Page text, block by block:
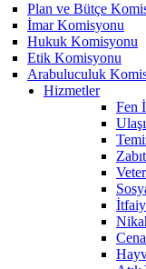
Plan ve Bütçe
İmar Komisyonu
Hukuk Komisyonu
Etik Komisyonu
Arabuluculuk
Hizmetler
Fen